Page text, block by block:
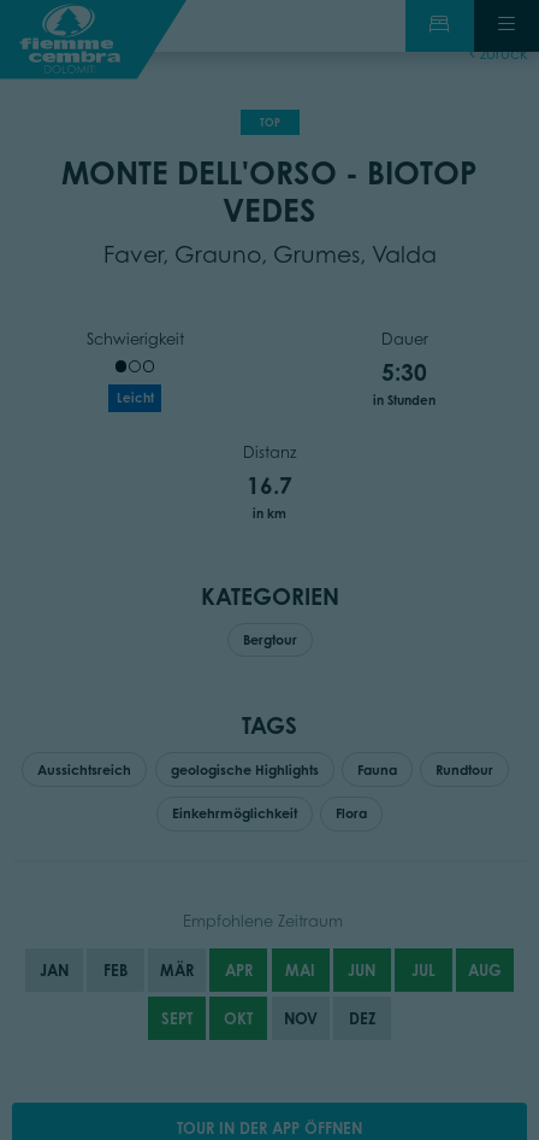
zurück
TOP
MONTE DELL'ORSO - BIOTOP
VEDES
Faver, Grauno, Grumes, Valda
Schwierigkeit
Leicht
Dauer
5:30
in Stunden
Distanz
16.7
in km
KATEGORIEN
Bergtour
TAGS
Aussichtsreich geologische Highlights Fauna Rundtour
Einkehrmöglichkeit Flora
Empfohlene Zeitraum
JAN FEB MÄR APR MAI JUN JUL AUG
SEPT OKT NOV DEZ
TOUR IN DER APP ÖFFNEN